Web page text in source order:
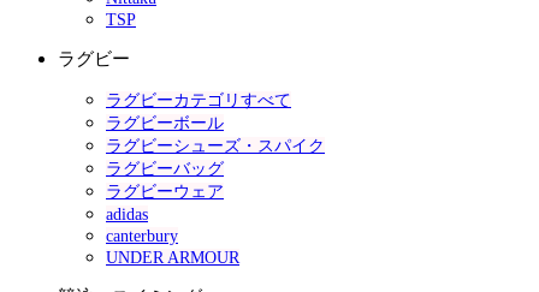
TSP
ラグビー
ラグビーカテゴリすべて
ラグビーボール
ラグビーシューズ・スパイク
ラグビーバッグ
ラグビーウェア
adidas
canterbury
UNDER ARMOUR